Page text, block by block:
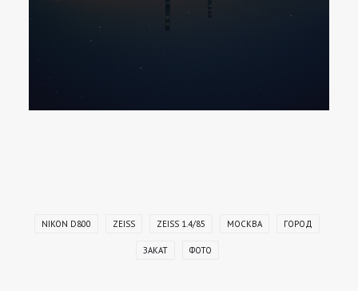
NIKON D800 ZEISS ZEISS 1.4/85 МОСКВА ГОРОД
ЗАКАТ ФОТО